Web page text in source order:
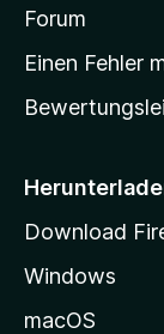
a
r
s
i
e
g
Forum
Einen Fehler
Download
Windows
macOS